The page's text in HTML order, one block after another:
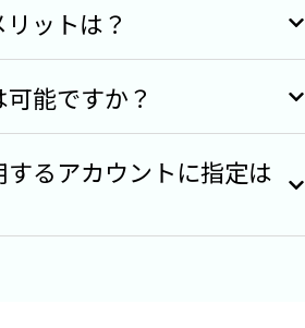
ネイティブなプラットフォー
QuadrantのiPaaS部門にお
ーに選出されており、
はじめ国内外12,000社以上の
ます。現在のWorkatoは
簡単な知識があると、よりス
けます。過去に受講された
があリませんでしたが、問題
・証明書の取得ができていま
ットは？
了すれば、例えばSalesforce
能ですか？
場での対面実施のみとなりま
参加はできませんので、あら
るアカウントに指定は